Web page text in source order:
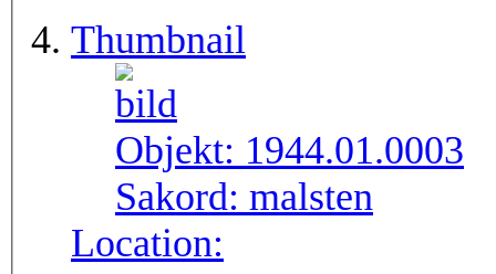
Thumbnail
Objekt: 1944.01.0003
Sakord: malsten
Location: